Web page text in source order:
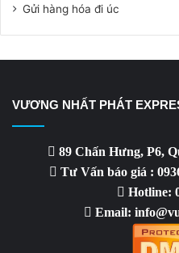
Gửi hàng hóa đi úc
VƯƠNG NHẤT PHÁT
89 Chấn Hưng, P6,
Tư Vấn báo giá :
Hotline:
Email: